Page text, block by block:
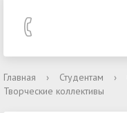
Главная › Студентам ›
Творческие коллективы